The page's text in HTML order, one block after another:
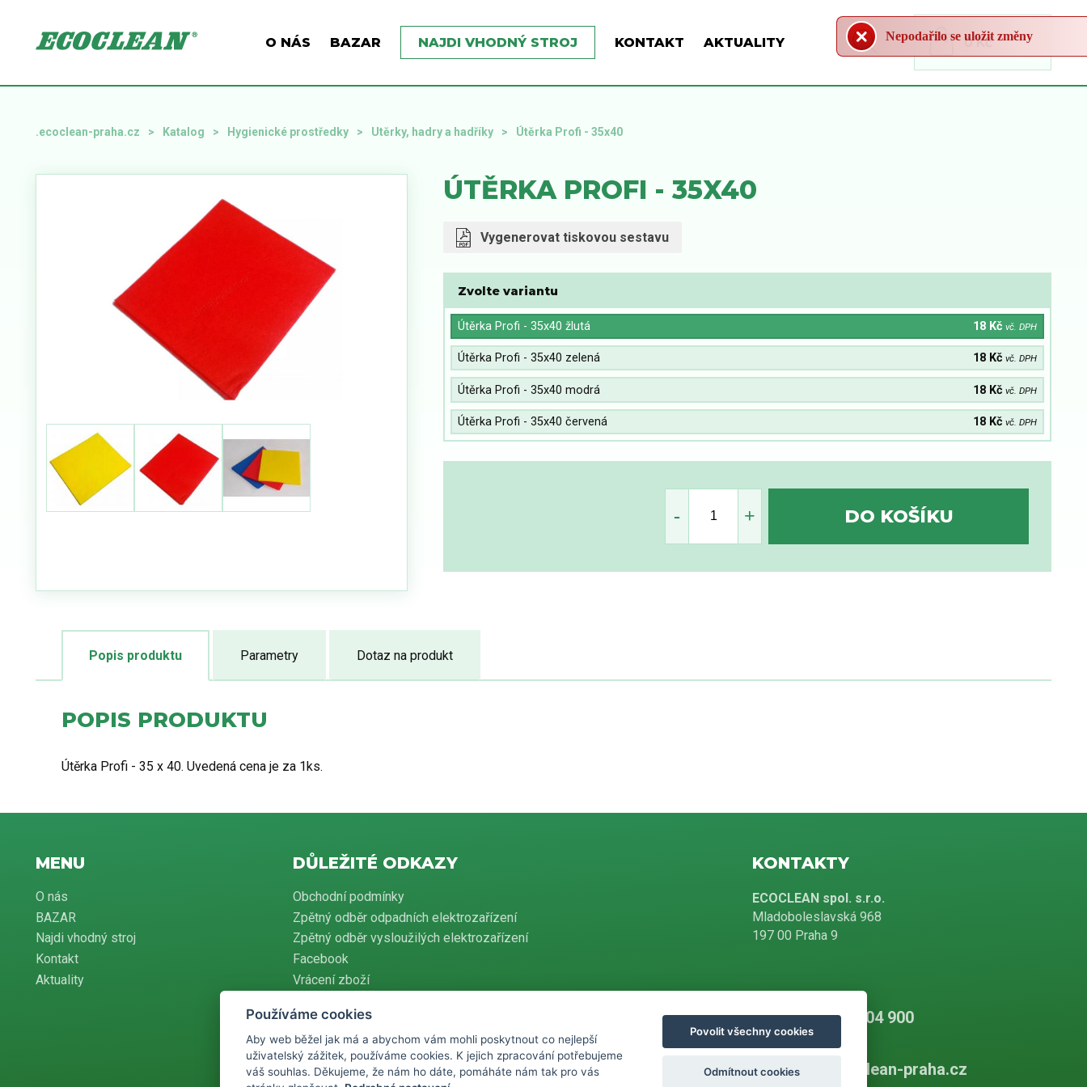
O NÁS BAZAR NAJDI VHODNÝ STROJ KONTAKT AKTUALITY 0 Kč
.ecoclean-praha.cz Katalog Hygienické prostředky Utěrky, hadry a hadříky Útěrka Profi - 35x40
ÚTĚRKA PROFI - 35X40
Vygenerovat tiskovou sestavu
Zvolte variantu
Útěrka Profi - 35x40 žlutá 18 Kč vč. DPH
Útěrka Profi - 35x40 zelená 18 Kč vč. DPH
Útěrka Profi - 35x40 modrá 18 Kč vč. DPH
Útěrka Profi - 35x40 červená 18 Kč vč. DPH
Popis produktu Parametry Dotaz na produkt
POPIS PRODUKTU
Útěrka Profi - 35 x 40. Uvedená cena je za 1ks.
MENU
O nás
BAZAR
Najdi vhodný stroj
Kontakt
Aktuality
DŮLEŽITÉ ODKAZY
Obchodní podmínky
Zpětný odběr odpadních elektrozařízení
Zpětný odběr vysloužilých elektrozařízení
Facebook
Vrácení zboží
KONTAKTY
ECOCLEAN spol. s.r.o.
Mladoboleslavská 968
197 00 Praha 9
+420 226 804 900
info@ecoclean-praha.cz
Podle zákona o evidenci tržeb je prodávající povinen vystavit kupujícímu účtenku. Zároveň je
povinen zaevidovat přijatou tržbu u správce daně online, v případě technického výpadku
pak nejpozději do 48 hodin.
Nepodařilo se uložit změny
Používáme cookies
Aby web běžel jak má a abychom vám mohli poskytnout co nejlepší
uživatelský zážitek, používáme cookies. K jejich zpracování potřebujeme
váš souhlas. Děkujeme, že nám ho dáte, pomáháte nám tak pro vás
Povolit všechny cookies
Odmítnout cookies